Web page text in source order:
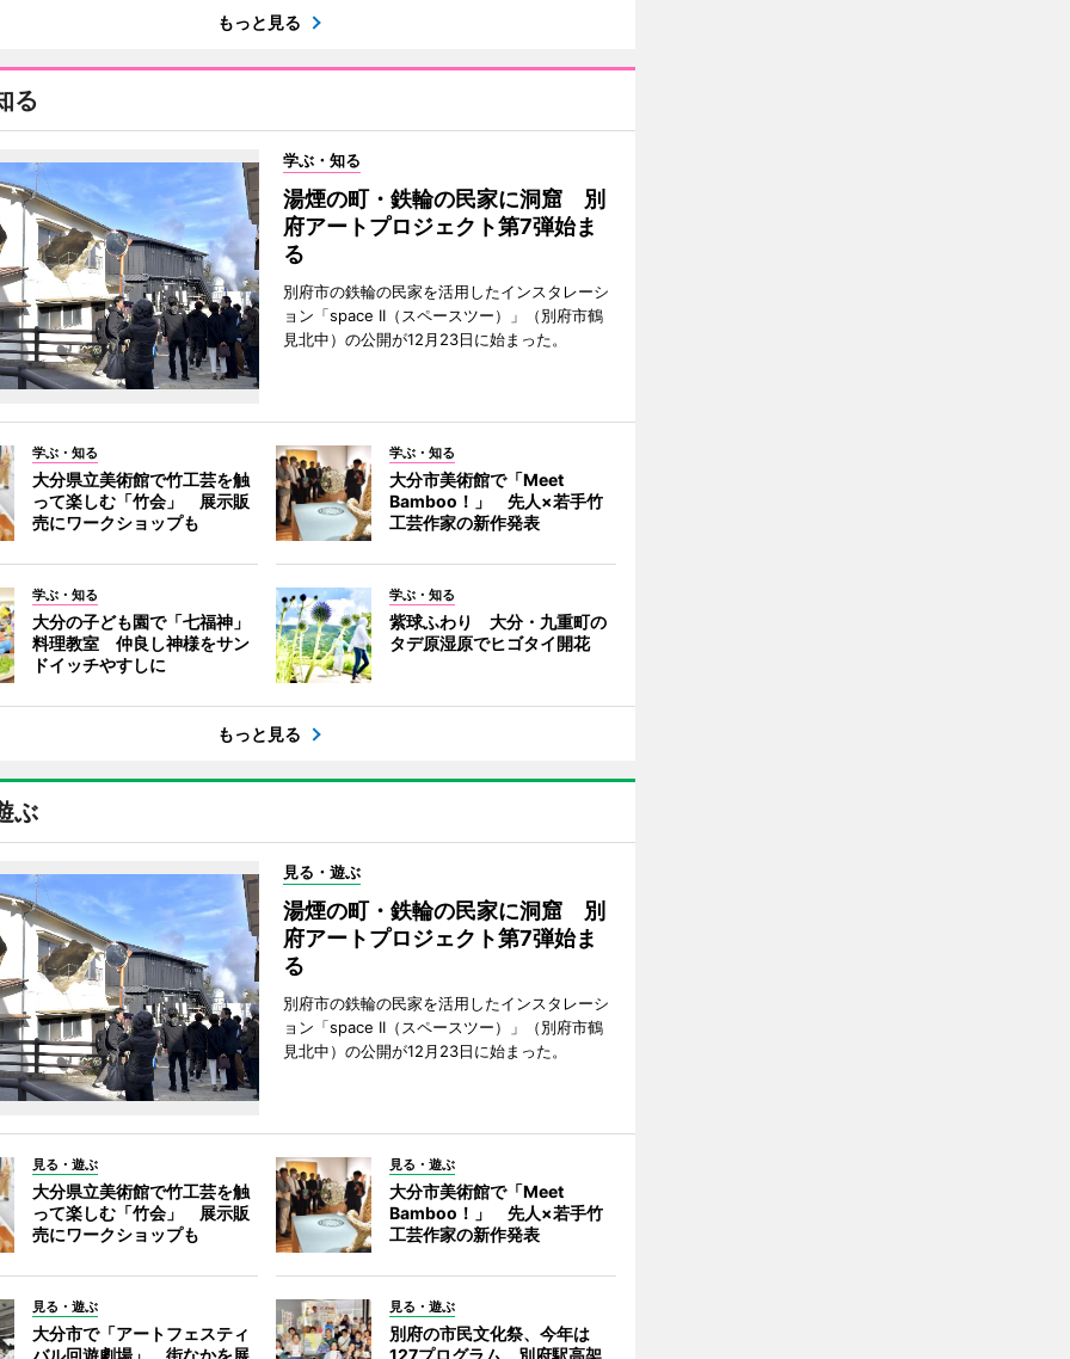
もっと見る
る
学ぶ・知る
湯煙の町・鉄輪の民家に洞窟 別
府アートプロジェクト第7弾始ま
る
別府市の鉄輪の民家を活用したインスタレーシ
ョン「space II（スペースツー）」（別府市鶴
見北中）の公開が12月23日に始まった。
学ぶ・知る
大分県立美術館で竹工芸を触
って楽しむ「竹会」 展示販
売にワークショップも
学ぶ・知る
大分市美術館で「Meet
Bamboo！」 先人×若手竹
工芸作家の新作発表
学ぶ・知る
大分の子ども園で「七福神」
料理教室 仲良し神様をサン
ドイッチやすしに
学ぶ・知る
紫球ふわり 大分・九重町の
タデ原湿原でヒゴタイ開花
もっと見る
ぶ
見る・遊ぶ
湯煙の町・鉄輪の民家に洞窟 別
府アートプロジェクト第7弾始ま
る
別府市の鉄輪の民家を活用したインスタレーシ
ョン「space II（スペースツー）」（別府市鶴
見北中）の公開が12月23日に始まった。
見る・遊ぶ
大分県立美術館で竹工芸を触
って楽しむ「竹会」 展示販
売にワークショップも
見る・遊ぶ
大分市美術館で「Meet
Bamboo！」 先人×若手竹
工芸作家の新作発表
見る・遊ぶ
大分市で「アートフェスティ
バル回遊劇場」 街なかを展
見る・遊ぶ
別府の市民文化祭、今年は
127プログラム 別府駅高架